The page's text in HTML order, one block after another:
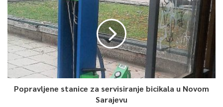
0
Article Rating
Popravljene stanice za servisiranje bicikala u Novom
Sarajevu